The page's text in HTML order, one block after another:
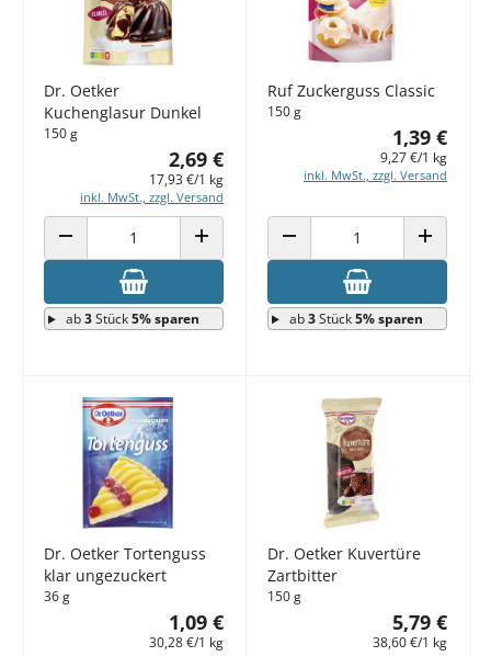
Dr. Oetker
Kuchenglasur Dunkel
150 g
2,69 €
17,93 €/1 kg
inkl. MwSt., zzgl. Versand
ANZAHL VERRINGERN ANZAHL ERHÖHEN
ab3Stück5% sparen
Ruf Zuckerguss Classic
150 g
1,39 €
9,27 €/1 kg
inkl. MwSt., zzgl. Versand
ANZAHL VERRINGERN ANZAHL
ab3Stück5% sparen
Dr. Oetker Tortenguss
klar ungezuckert
36 g
1,09 €
30,28 €/1 kg
Dr. Oetker Kuvertüre
Zartbitter
150 g
5,79 €
38,60 €/1 kg